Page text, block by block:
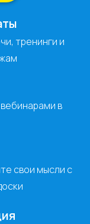
тренинги и
в
свои мысли с